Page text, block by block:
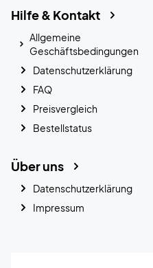
Hilfe & Kontakt
Allgemeine
Geschäftsbedingungen
Datenschutzerklärung
FAQ
Preisvergleich
Bestellstatus
Über uns
Datenschutzerklärung
Impressum